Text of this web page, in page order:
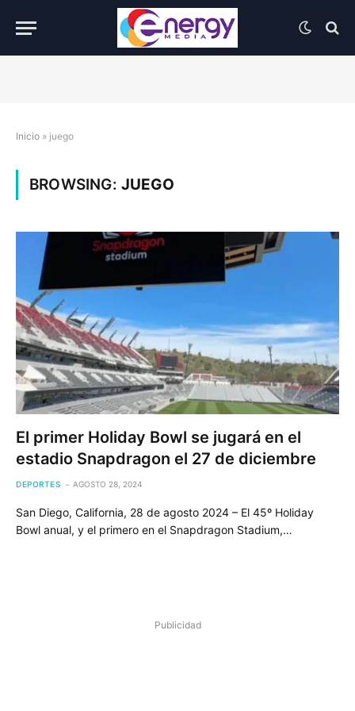
Inicio » juego
BROWSING: JUEGO
El primer Holiday Bowl se jugará en el
estadio Snapdragon el 27 de diciembre
DEPORTES AGOSTO 28, 2024
San Diego, California, 28 de agosto 2024 – El 45º Holiday
Bowl anual, y el primero en el Snapdragon Stadium,…
Publicidad